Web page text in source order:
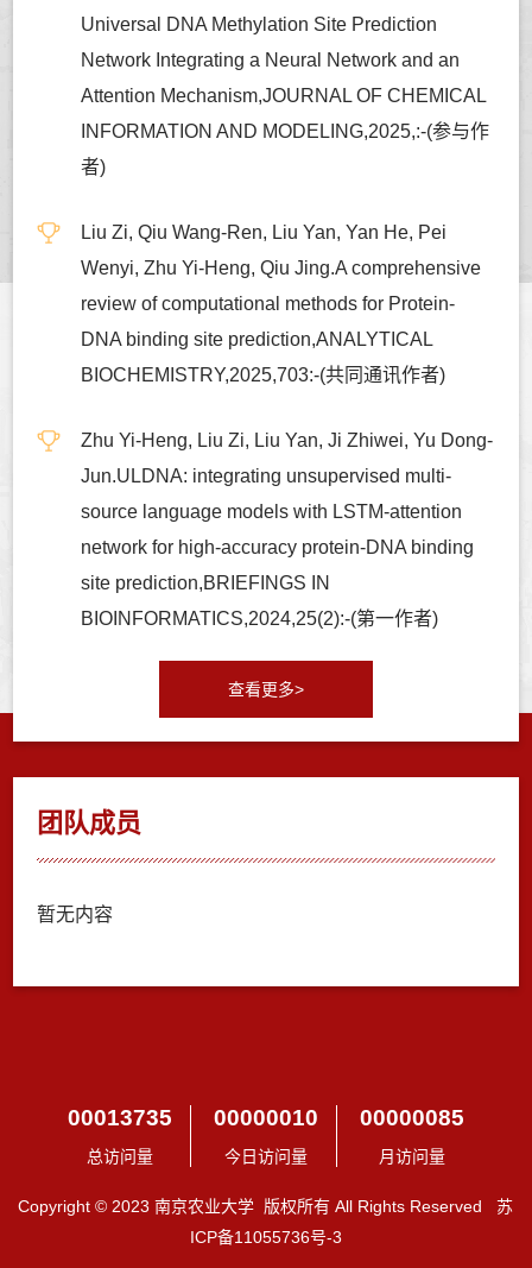
Universal DNA Methylation Site Prediction
Network Integrating a Neural Network and an
Attention Mechanism,JOURNAL OF CHEMICAL
INFORMATION AND MODELING,2025,:-(参与作
者)
Liu Zi, Qiu Wang-Ren, Liu Yan, Yan He, Pei
Wenyi, Zhu Yi-Heng, Qiu Jing.A comprehensive
review of computational methods for Protein-
DNA binding site prediction,ANALYTICAL
BIOCHEMISTRY,2025,703:-(共同通讯作者)
Zhu Yi-Heng, Liu Zi, Liu Yan, Ji Zhiwei, Yu Dong-
Jun.ULDNA: integrating unsupervised multi-
source language models with LSTM-attention
network for high-accuracy protein-DNA binding
site prediction,BRIEFINGS IN
BIOINFORMATICS,2024,25(2):-(第一作者)
查看更多>
团队成员
暂无内容
00013735
总访问量
00000010
今日访问量
00000085
月访问量
Copyright © 2023 南京农业大学 版权所有 All Rights Reserved 苏
ICP备11055736号-3